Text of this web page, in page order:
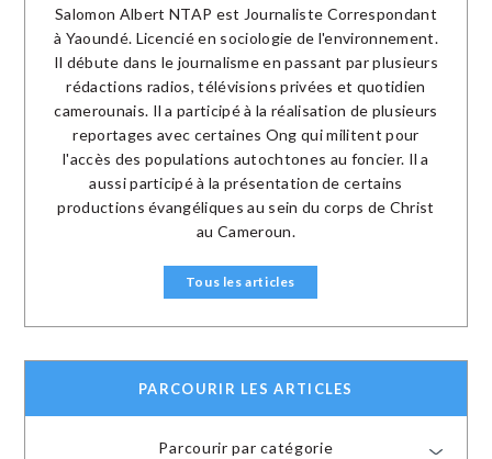
Salomon Albert NTAP est Journaliste Correspondant
à Yaoundé. Licencié en sociologie de l'environnement.
Il débute dans le journalisme en passant par plusieurs
rédactions radios, télévisions privées et quotidien
camerounais. Il a participé à la réalisation de plusieurs
reportages avec certaines Ong qui militent pour
l'accès des populations autochtones au foncier. Il a
aussi participé à la présentation de certains
productions évangéliques au sein du corps de Christ
au Cameroun.
Tous les articles
PARCOURIR LES ARTICLES
Parcourir par catégorie